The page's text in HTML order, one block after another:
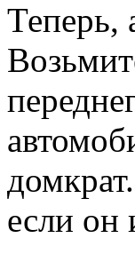
Теперь,
если он